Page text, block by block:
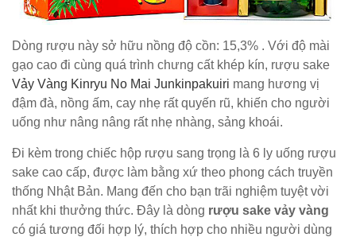
Dòng rượu này sở hữu nồng độ cồn: 15,3% . Với độ mài
gạo cao đi cùng quá trình chưng cất khép kín, rượu sake
Vảy Vàng Kinryu No Mai Junkinpakuiri mang hương vị
đậm đà, nồng ấm, cay nhẹ rất quyến rũ, khiến cho người
uống như nâng nâng rất nhẹ nhàng, sảng khoái.
Đi kèm trong chiếc hộp rượu sang trọng là 6 ly uống rượu
sake cao cấp, được làm bằng xứ theo phong cách truyền
thống Nhật Bản. Mang đến cho bạn trãi nghiệm tuyệt vời
nhất khi thưởng thức. Đây là dòng rượu sake vảy vàng
có giá tương đối hợp lý, thích hợp cho nhiều người dùng